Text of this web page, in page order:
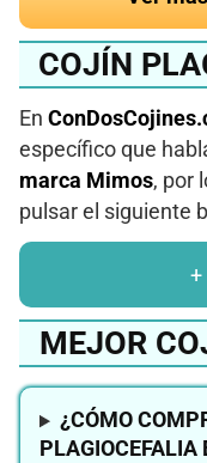
COJÍN
En
específico que
marca Mimos, por
pulsar el siguiente
+
MEJOR
¿CÓMO